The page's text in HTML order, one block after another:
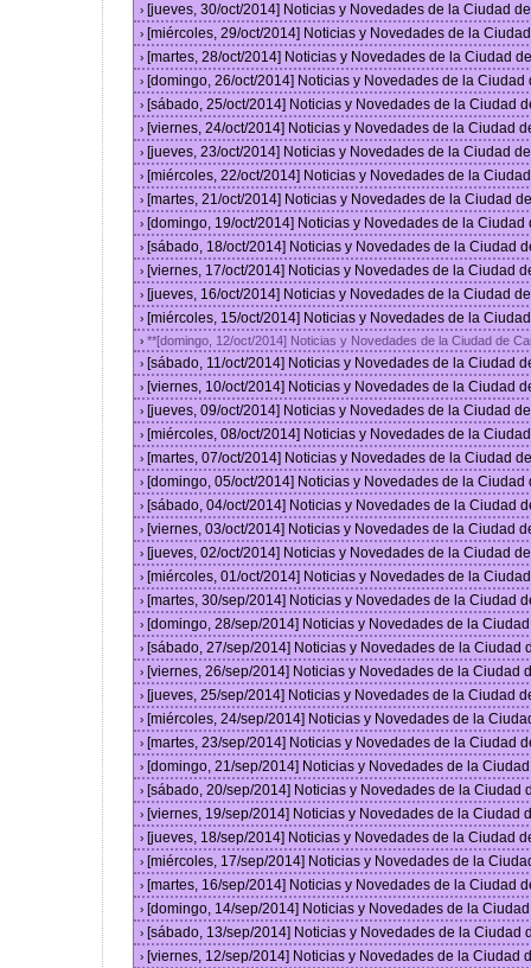
› [jueves, 30/oct/2014] Noticias y Novedades de la Ciudad
› [miércoles, 29/oct/2014] Noticias y Novedades de la
› [martes, 28/oct/2014] Noticias y Novedades de la Ciudad
› [domingo, 26/oct/2014] Noticias y Novedades de la
› [sábado, 25/oct/2014] Noticias y Novedades de la Ciudad
› [viernes, 24/oct/2014] Noticias y Novedades de la Ciudad
› [jueves, 23/oct/2014] Noticias y Novedades de la Ciudad
› [miércoles, 22/oct/2014] Noticias y Novedades de la
› [martes, 21/oct/2014] Noticias y Novedades de la Ciudad
› [domingo, 19/oct/2014] Noticias y Novedades de la
› [sábado, 18/oct/2014] Noticias y Novedades de la Ciudad
› [viernes, 17/oct/2014] Noticias y Novedades de la Ciudad
› [jueves, 16/oct/2014] Noticias y Novedades de la Ciudad
› [miércoles, 15/oct/2014] Noticias y Novedades de la
› **[domingo, 12/oct/2014] Noticias y Novedades de la Ciudad de
› [sábado, 11/oct/2014] Noticias y Novedades de la Ciudad
› [viernes, 10/oct/2014] Noticias y Novedades de la Ciudad
› [jueves, 09/oct/2014] Noticias y Novedades de la Ciudad
› [miércoles, 08/oct/2014] Noticias y Novedades de la
› [martes, 07/oct/2014] Noticias y Novedades de la Ciudad
› [domingo, 05/oct/2014] Noticias y Novedades de la
› [sábado, 04/oct/2014] Noticias y Novedades de la Ciudad
› [viernes, 03/oct/2014] Noticias y Novedades de la Ciudad
› [jueves, 02/oct/2014] Noticias y Novedades de la Ciudad
› [miércoles, 01/oct/2014] Noticias y Novedades de la
› [martes, 30/sep/2014] Noticias y Novedades de la Ciudad
› [domingo, 28/sep/2014] Noticias y Novedades de la
› [sábado, 27/sep/2014] Noticias y Novedades de la Ciudad
› [viernes, 26/sep/2014] Noticias y Novedades de la Ciudad
› [jueves, 25/sep/2014] Noticias y Novedades de la Ciudad
› [miércoles, 24/sep/2014] Noticias y Novedades de la
› [martes, 23/sep/2014] Noticias y Novedades de la Ciudad
› [domingo, 21/sep/2014] Noticias y Novedades de la
› [sábado, 20/sep/2014] Noticias y Novedades de la Ciudad
› [viernes, 19/sep/2014] Noticias y Novedades de la Ciudad
› [jueves, 18/sep/2014] Noticias y Novedades de la Ciudad
› [miércoles, 17/sep/2014] Noticias y Novedades de la
› [martes, 16/sep/2014] Noticias y Novedades de la Ciudad
› [domingo, 14/sep/2014] Noticias y Novedades de la
› [sábado, 13/sep/2014] Noticias y Novedades de la Ciudad
› [viernes, 12/sep/2014] Noticias y Novedades de la Ciudad